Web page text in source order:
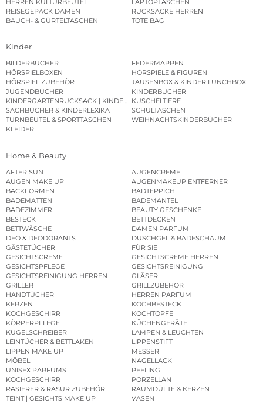
REISEGEPÄCK DAMEN
RUCKSÄCKE HERREN
BAUCH- & GÜRTELTASCHEN
TOTE BAG
Kinder
BILDERBÜCHER
FEDERMAPPEN
HÖRSPIELBOXEN
HÖRSPIELE & FIGUREN
HÖRSPIEL ZUBEHÖR
JAUSENBOX & KINDER LUNCHBOX
JUGENDBÜCHER
KINDERBÜCHER
KINDERGARTENRUCKSACK | KINDERGARTENBEUTEL
KUSCHELTIERE
SACHBÜCHER & KINDERLEXIKA
SCHULTASCHEN
TURNBEUTEL & SPORTTASCHEN
WEIHNACHTSKINDERBÜCHER
KLEIDER
Home & Beauty
AFTER SUN
AUGENCREME
AUGEN MAKE UP
AUGENMAKEUP ENTFERNER
BACKFORMEN
BADTEPPICH
BADEMATTEN
BADEMÄNTEL
BADEZIMMER
BEAUTY GESCHENKE
BESTECK
BETTDECKEN
BETTWÄSCHE
DAMEN PARFUM
DEO & DEODORANTS
DUSCHGEL & BADESCHAUM
GÄSTETÜCHER
FÜR SIE
GESICHTSCREME
GESICHTSCREME HERREN
GESICHTSPFLEGE
GESICHTSREINIGUNG
GESICHTSREINIGUNG HERREN
GLÄSER
GRILLER
GRILLZUBEHÖR
HANDTÜCHER
HERREN PARFUM
KERZEN
KOCHBESTECK
KOCHGESCHIRR
KOCHTÖPFE
KÖRPERPFLEGE
KÜCHENGERÄTE
KUGELSCHREIBER
LAMPEN & LEUCHTEN
LEINTÜCHER & BETTLAKEN
LIPPENSTIFT
LIPPEN MAKE UP
MESSER
MÖBEL
NAGELLACK
UNISEX PARFUMS
PEELING
KOCHGESCHIRR
PORZELLAN
RASIERER & RASUR ZUBEHÖR
RAUMDÜFTE & KERZEN
TEINT | GESICHTS MAKE UP
VASEN